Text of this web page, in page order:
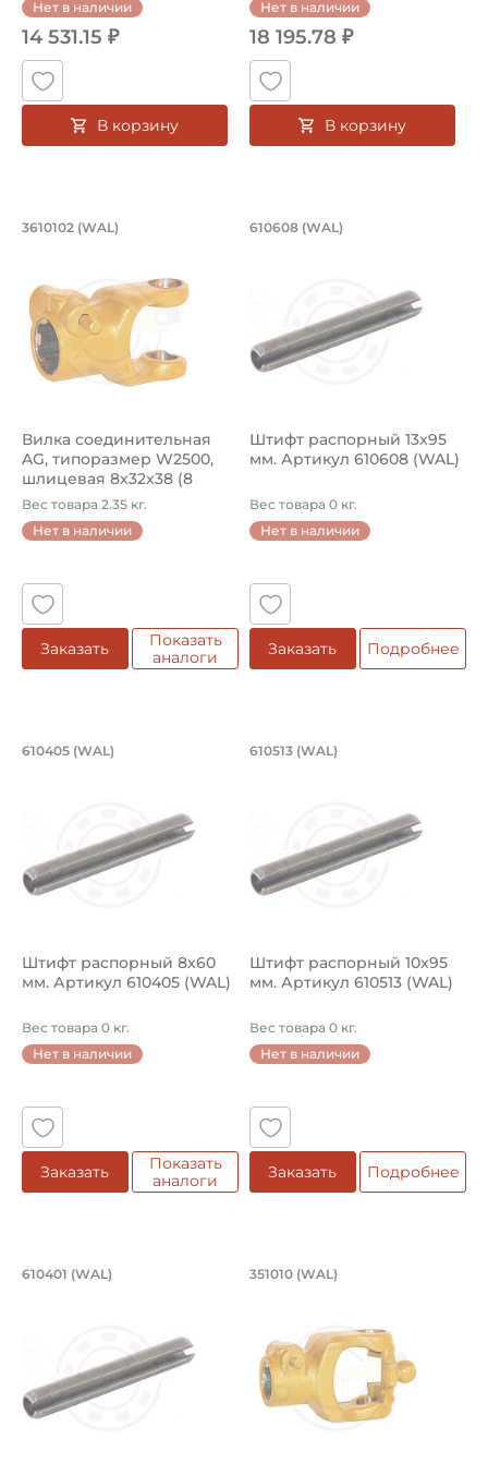
Нет в наличии
14 531.15 ₽
В корзину
Нет в наличии
18 195.78 ₽
В корзину
Вилка соединительная AG,
3610102 (WAL)
Вилка соединительная
AG, типоразмер W2500,
шлицевая 8х32х38 (8
шлицев),...
Вес товара 2.35 кг.
Нет в наличии
Заказать
Показать
аналоги
Штифт распорный
610608 (WAL)
Штифт распорный 13x95
мм. Артикул 610608 (WAL)
Вес товара 0 кг.
Нет в наличии
Заказать Подробнее
Штифт распорный 8х60 мм. Артикул
610405 (WAL)
Штифт распорный 8х60
мм. Артикул 610405 (WAL)
Вес товара 0 кг.
Нет в наличии
Заказать
Показать
аналоги
Штифт распорный
610513 (WAL)
Штифт распорный 10x95
мм. Артикул 610513 (WAL)
Вес товара 0 кг.
Нет в наличии
Заказать Подробнее
Штифт распорный 8х50 мм. Артикул
610401 (WAL) Вилка
351010 (WAL)